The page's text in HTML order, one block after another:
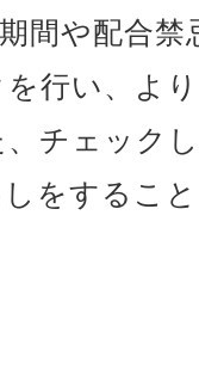
間や配合
行い、よ
チェック
をするこ